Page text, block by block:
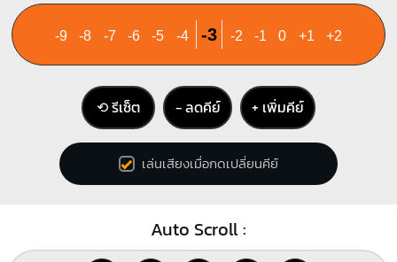
-9 -8 -7 -6 -5 -4 -3 -2 -1 0 +1 +2
⟲ รีเซ็ต − ลดคีย์ + เพิ่มคีย์
เล่นเสียงเมื่อกดเปลี่ยนคีย์
Auto Scroll :